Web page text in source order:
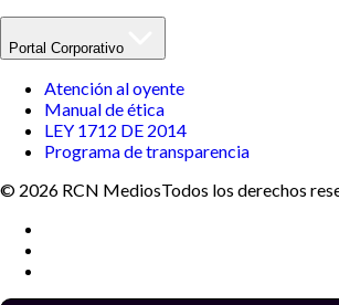
Portal Corporativo
Atención al oyente
Manual de ética
LEY 1712 DE 2014
Programa de transparencia
© 2026 RCN MediosTodos los derechos